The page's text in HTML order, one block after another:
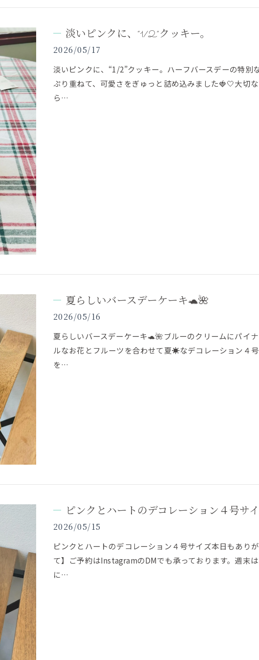
淡いピンクに、“1/2”クッキー。
2026/05/17
淡いピンクに、“1/2”クッキー。ハーフバースデーの特
ぷり重ねて、可愛さをぎゅっと詰め込みました🍓🤍大切
ら…
夏らしいバースデーケーキ🐢🌺
2026/05/16
夏らしいバースデーケーキ🐢🌺ブルーのクリームにパイ
ルなお花とフルーツを合わせて夏☀️なデコレーション４
を…
ピンクとハートのデコレーション４号サ
2026/05/15
ピンクとハートのデコレーション４号サイズ本日もあり
て】ご予約はInstagramのDMでも承っております。週末
に…